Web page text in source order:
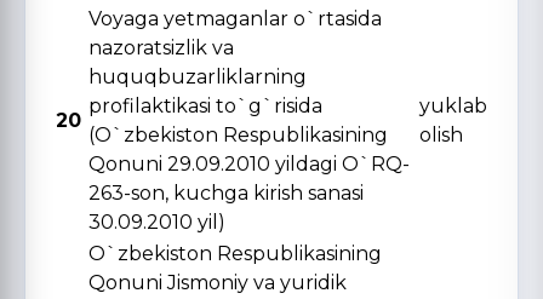
20
Voyaga yetmaganlar o`rtasida
nazoratsizlik va
huquqbuzarliklarning
profilaktikasi to`g`risida
(O`zbekiston Respublikasining
Qonuni 29.09.2010 yildagi O`RQ-
263-son, kuchga kirish sanasi
30.09.2010 yil)
yuklab
olish
O`zbekiston Respublikasining
Qonuni Jismoniy va yuridik